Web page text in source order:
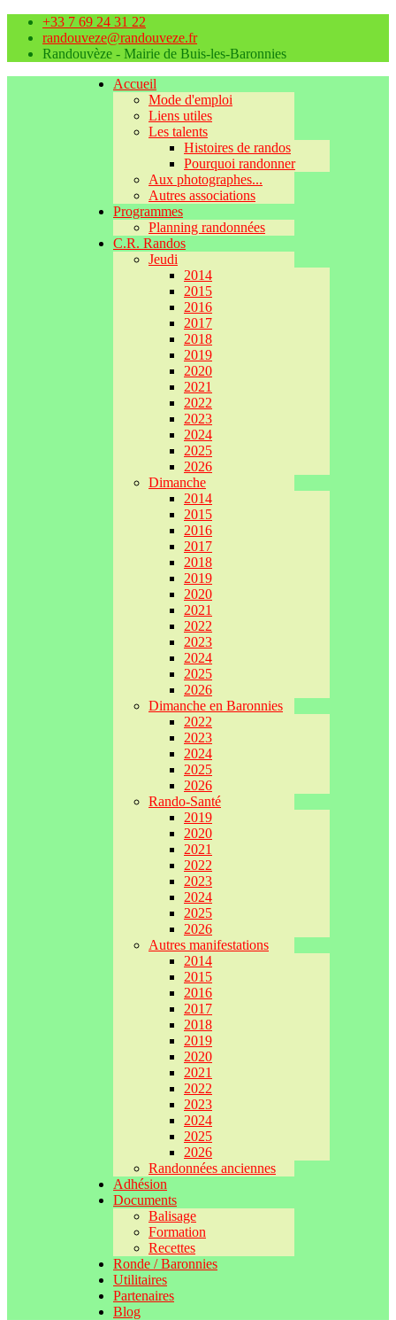
+33 7 69 24 31 22
randouveze@randouveze.fr
Randouvèze - Mairie de Buis-les-Baronnies
Accueil
Mode d'emploi
Liens utiles
Les talents
Histoires de randos
Pourquoi randonner
Aux photographes...
Autres associations
Programmes
Planning randonnées
C.R. Randos
Jeudi
2014
2015
2016
2017
2018
2019
2020
2021
2022
2023
2024
2025
2026
Dimanche
2014
2015
2016
2017
2018
2019
2020
2021
2022
2023
2024
2025
2026
Dimanche en Baronnies
2022
2023
2024
2025
2026
Rando-Santé
2019
2020
2021
2022
2023
2024
2025
2026
Autres manifestations
2014
2015
2016
2017
2018
2019
2020
2021
2022
2023
2024
2025
2026
Randonnées anciennes
Adhésion
Documents
Balisage
Formation
Recettes
Ronde / Baronnies
Utilitaires
Partenaires
Blog